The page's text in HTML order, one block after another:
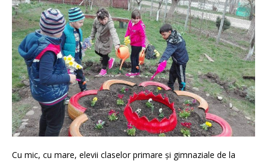
Cu mic, cu mare, elevii claselor primare și gimnaziale de la